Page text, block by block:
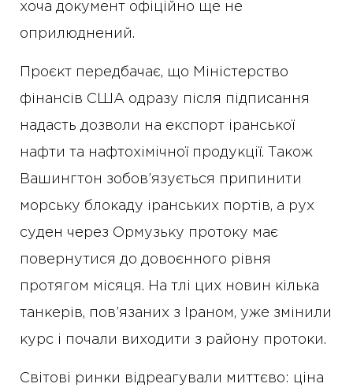
хоча документ офіційно ще не
оприлюднений.
Проєкт передбачає, що Міністерство
фінансів США одразу після підписання
надасть дозволи на експорт іранської
нафти та нафтохімічної продукції. Також
Вашингтон зобов’язується припинити
морську блокаду іранських портів, а рух
суден через Ормузьку протоку має
повернутися до довоєнного рівня
протягом місяця. На тлі цих новин кілька
танкерів, пов’язаних з Іраном, уже змінили
курс і почали виходити з району протоки.
Світові ринки відреагували миттєво: ціна